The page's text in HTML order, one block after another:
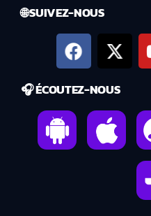
🌐 SUIVEZ-NOUS
🎧 ÉCOUTEZ-NOUS